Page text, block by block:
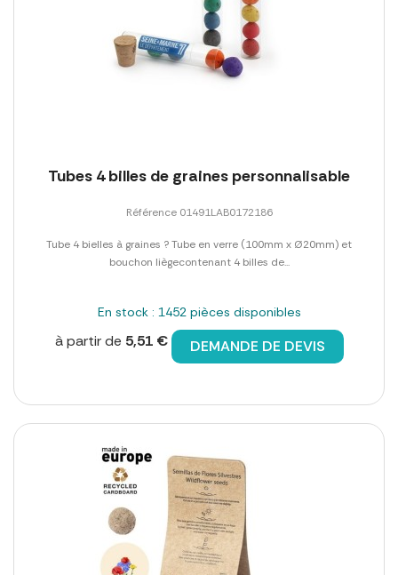
Tubes 4 billes de graines personnalisable
Référence 01491LAB0172186
Tube 4 bielles à graines ? Tube en verre (100mm x Ø20mm) et
bouchon liègecontenant 4 billes de...
En stock : 1452 pièces disponibles
à partir de 5,51 € DEMANDE DE DEVIS